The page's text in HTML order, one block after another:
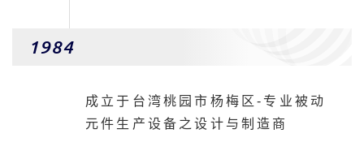
1984
成立于台湾桃园市杨梅区-专业被动
元件生产设备之设计与制造商